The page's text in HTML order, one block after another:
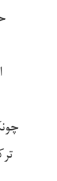
حمله می‌کن منع می‌کن می‌نگر ** تا که باشد ماده اندر صدق و نر
ترک هم گوید اعوذ از سگ که من ** هم ز سگ در مانده‌ام اندر وطن